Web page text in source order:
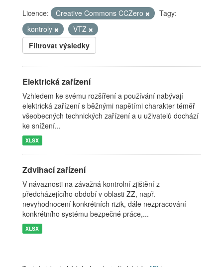
Licence: Creative Commons CCZero
Tagy:
kontroly
VTZ
Filtrovat výsledky
Elektrická zařízení
Vzhledem ke svému rozšíření a používání nabývají
elektrická zařízení s běžnými napětími charakter téměř
všeobecných technických zařízení a u uživatelů dochází
ke snížení...
XLSX
Zdvihací zařízení
V návaznosti na závažná kontrolní zjištění z
předcházejícího období v oblasti ZZ, např.
nevyhodnocení konkrétních rizik, dále nezpracování
konkrétního systému bezpečné práce,...
XLSX